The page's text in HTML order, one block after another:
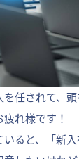
任されて、
れ様です！
ると、「新